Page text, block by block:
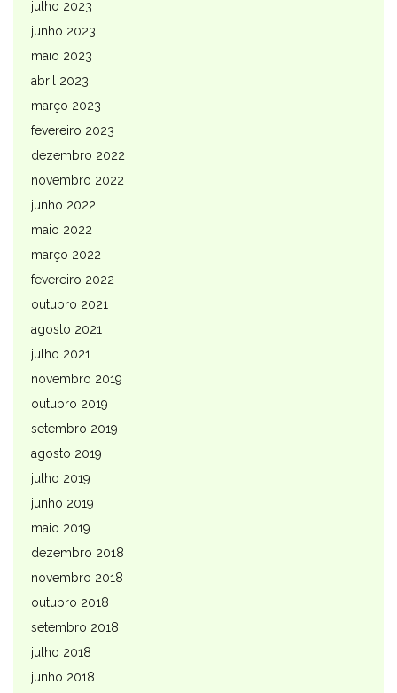
julho 2023
junho 2023
maio 2023
abril 2023
março 2023
fevereiro 2023
dezembro 2022
novembro 2022
junho 2022
maio 2022
março 2022
fevereiro 2022
outubro 2021
agosto 2021
julho 2021
novembro 2019
outubro 2019
setembro 2019
agosto 2019
julho 2019
junho 2019
maio 2019
dezembro 2018
novembro 2018
outubro 2018
setembro 2018
julho 2018
junho 2018